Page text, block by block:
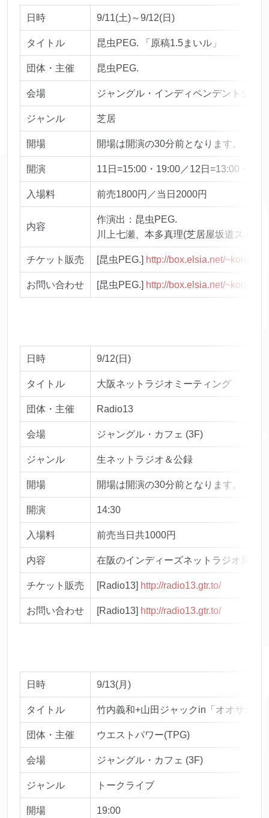
日時 9/11(土)～9/12(日)
タイトル 昆虫PEG. 「原稿1.5まいル」
団体・主催 昆虫PEG.
会場 ジャングル・インディペンデントシア
ジャンル 芝居
開場 開場は開演の30分前となります。
開演 11日=15:00・19:00／12日=13:00・
入場料 前売1800円／当日2000円
内容
作演出：昆虫PEG.
川上七瀬、本多真理(芝居屋坂道ストア
チケット販売 [昆虫PEG.] http://box.elsia.net/
お問い合わせ [昆虫PEG.] http://box.elsia.net/
日時 9/12(日)
タイトル 大阪ネットラジオミーティング
団体・主催 Radio13
会場 ジャングル・カフェ (3F)
ジャンル 生ネットラジオ＆公録
開場 開場は開演の30分前となります。
開演 14:30
入場料 前売当日共1000円
内容 在阪のインディーズネットラジオ局に
チケット販売 [Radio13] http://radio13.gtr.to/
お問い合わせ [Radio13] http://radio13.gtr.to/
日時 9/13(月)
タイトル 竹内義和+山田ジャックin「オオサカＴ
団体・主催 ウエストパワー(TPG)
会場 ジャングル・カフェ (3F)
ジャンル トークライブ
開場 19:00